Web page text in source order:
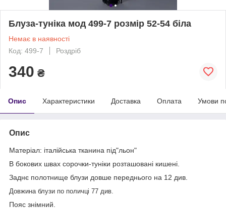
Блуза-туніка мод 499-7 розмір 52-54 біла
Немає в наявності
Код: 499-7
Роздріб
340 ₴
Опис Характеристики Доставка Оплата Умови
Опис
Матеріал: італійська тканина під"льон"
В бокових швах сорочки-туніки розташовані кишені.
Заднє полотнище блузи довше переднього на 12 див.
Довжина блузи по поличці 77 див.
Пояс знімний.